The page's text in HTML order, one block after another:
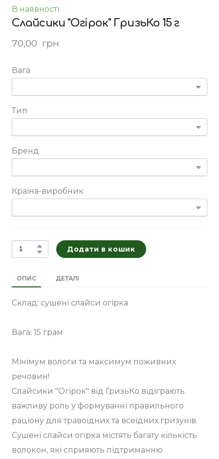
В наявності
Слайсики "Огірок" ГризьКо 15 г
70,00  грн
Вага
Тип
Бренд
Країна-виробник
Додати в кошик
ОПИС ДЕТАЛІ
Склад: сушені слайси огірка
Вага: 15 грам
Мінімум вологи та максимум поживних
речовин!
Слайсики "Огірок" від ГризьКо відіграють
важливу роль у формуванні правильного
раціону для травоїдних та всеїдних гризунів.
Сушені слайси огірка містять багату кількість
волокон, які сприяють підтриманню